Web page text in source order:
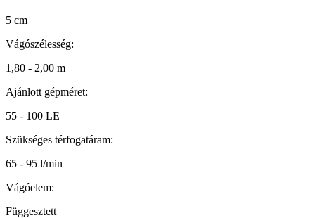
5 cm
Vágószélesség:
1,80 - 2,00 m
Ajánlott gépméret:
55 - 100 LE
Szükséges térfogatáram:
65 - 95 l/min
Vágóelem:
Függesztett